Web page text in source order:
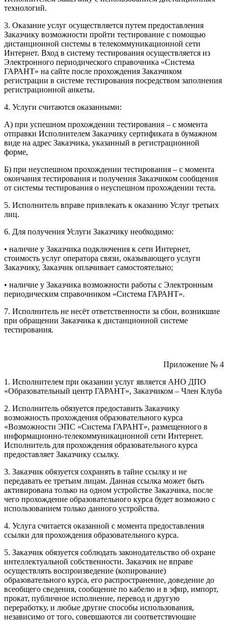
технологий.
3. Оказание услуг осуществляется путем предоставления
Заказчику возможности пройти тестирование с помощью
дистанционной системы в телекоммуникационной сети
Интернет. Вход в систему тестирования осуществляется из
Электронного периодического справочника «Система
ГАРАНТ» на сайте после прохождения Заказчиком
регистрации в системе тестирования посредством заполнения
регистрационной анкеты.
4. Услуги считаются оказанными:
А) при успешном прохождении тестирования – с момента
отправки Исполнителем Заказчику сертификата в бумажном
виде на адрес Заказчика, указанный в регистрационной
форме,
Б) при неуспешном прохождении тестирования – с момента
окончания тестирования и получения Заказчиком сообщения
от системы тестирования о неуспешном прохождении теста.
5. Исполнитель вправе привлекать к оказанию Услуг третьих
лиц.
6. Для получения Услуги Заказчику необходимо:
• наличие у Заказчика подключения к сети Интернет,
стоимость услуг оператора связи, оказывающего услуги
Заказчику, Заказчик оплачивает самостоятельно;
• наличие у Заказчика возможности работы с Электронным
периодическим справочником «Система ГАРАНТ».
7. Исполнитель не несёт ответственности за сбои, возникшие
при обращении Заказчика к дистанционной системе
тестирования.
Приложение № 4
1. Исполнителем при оказании услуг является АНО ДПО
«Образовательный центр ГАРАНТ», Заказчиком – Член Клуба
2. Исполнитель обязуется предоставить Заказчику
возможность прохождения образовательного курса
«Возможности ЭПС «Система ГАРАНТ», размещенного в
информационно-телекоммуникационной сети Интернет.
Исполнитель для прохождения образовательного курса
предоставляет Заказчику ссылку.
3. Заказчик обязуется сохранять в тайне ссылку и не
передавать ее третьим лицам. Данная ссылка может быть
активирована только на одном устройстве Заказчика, после
чего прохождение образовательного курса будет возможно с
использованием только данного устройства.
4. Услуга считается оказанной с момента предоставления
ссылки для прохождения образовательного курса.
5. Заказчик обязуется соблюдать законодательство об охране
интеллектуальной собственности. Заказчик не вправе
осуществлять воспроизведение (копирование)
образовательного курса, его распространение, доведение до
всеобщего сведения, сообщение по кабелю и в эфир, импорт,
прокат, публичное исполнение, перевод и другую
переработку, и любые другие способы использования,
независимо от того, совершаются ли соответствующие